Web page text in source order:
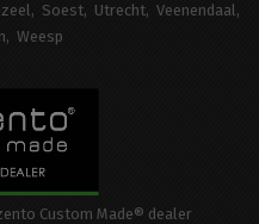
Soest Utrecht Veenendaal
Weesp
Custom Made® dealer